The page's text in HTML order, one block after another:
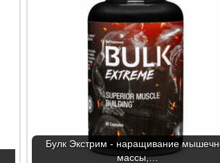
Булк Экстрим - наращивание
массы,…